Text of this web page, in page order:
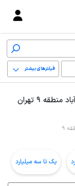
فیلترهای بیشتر
9 تهران
9
یک تا سه میلیارد